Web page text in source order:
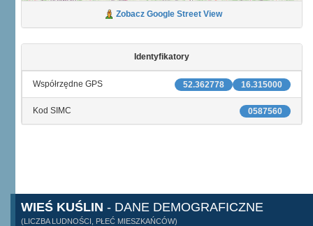
Zobacz Google Street View
Identyfikatory
16.315000
52.362778
Współrzędne GPS
0587560
Kod SIMC
WIEŚ KUŚLIN - DANE DEMOGRAFICZNE
(LICZBA LUDNOŚCI, PŁEĆ MIESZKAŃCÓW)